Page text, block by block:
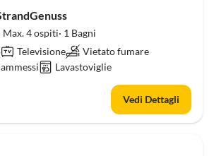
4 ospiti· 1 Bagni
Televisione
Vietato fumare
Lavastoviglie
Vedi Dettagli